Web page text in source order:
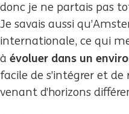
donc je ne partais pas
Je savais aussi
internationale, ce qui
à évoluer dans un
facile de s’intégrer et
venant d’horizons